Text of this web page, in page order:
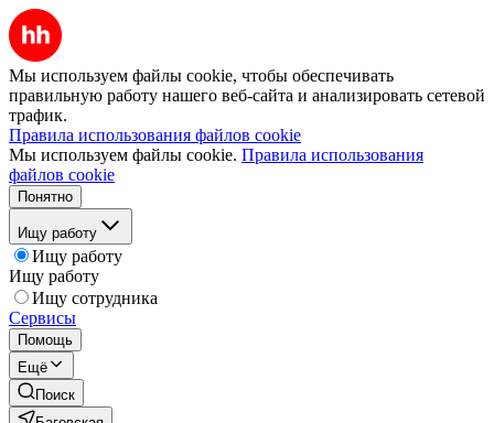
Мы используем файлы cookie, чтобы обеспечивать
правильную работу нашего веб-сайта и анализировать сетевой
трафик.
Правила использования файлов cookie
Мы используем файлы cookie. Правила использования
файлов cookie
Понятно
Ищу работу
Ищу работу
Ищу работу
Ищу сотрудника
Сервисы
Помощь
Ещё
Поиск